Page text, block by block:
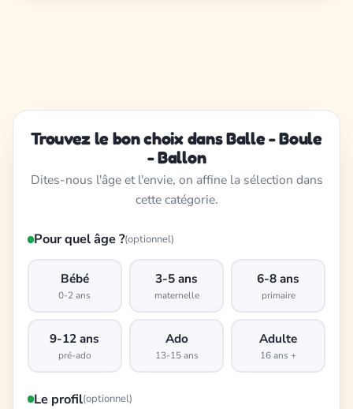
Trouvez le bon choix dans Balle - Boule
- Ballon
Dites-nous l'âge et l'envie, on affine la sélection dans
cette catégorie.
Pour quel âge ?(optionnel)
Bébé
0-2 ans
3-5 ans
maternelle
6-8 ans
primaire
9-12 ans
pré-ado
Ado
13-15 ans
Adulte
16 ans +
Le profil(optionnel)